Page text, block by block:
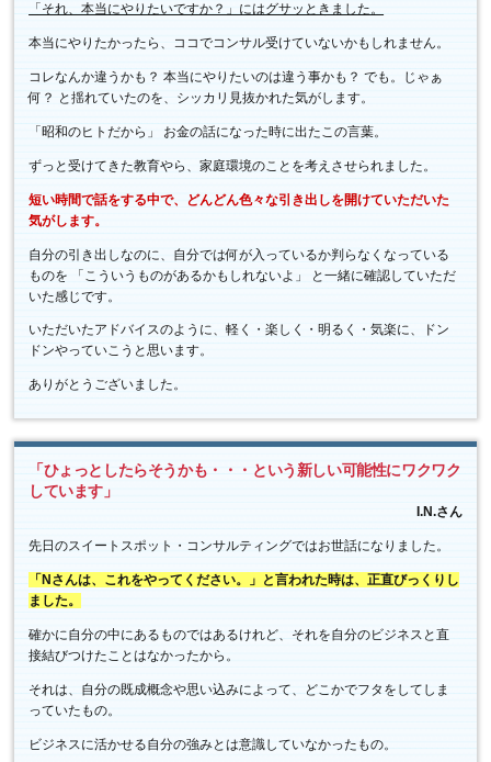
「それ、本当にやりたいですか？」にはグサッときました。
本当にやりたかったら、ココでコンサル受けていないかもしれません。
コレなんか違うかも？ 本当にやりたいのは違う事かも？ でも。じゃぁ
何？ と揺れていたのを、シッカリ見抜かれた気がします。
「昭和のヒトだから」 お金の話になった時に出たこの言葉。
ずっと受けてきた教育やら、家庭環境のことを考えさせられました。
短い時間で話をする中で、どんどん色々な引き出しを開けていただいた
気がします。
自分の引き出しなのに、自分では何が入っているか判らなくなっている
ものを 「こういうものがあるかもしれないよ」 と一緒に確認していただ
いた感じです。
いただいたアドバイスのように、軽く・楽しく・明るく・気楽に、ドン
ドンやっていこうと思います。
ありがとうございました。
「ひょっとしたらそうかも・・・という新しい可能性にワクワク
しています」
I.N.さん
先日のスイートスポット・コンサルティングではお世話になりました。
「Nさんは、これをやってください。」と言われた時は、正直びっくりし
ました。
確かに自分の中にあるものではあるけれど、それを自分のビジネスと直
接結びつけたことはなかったから。
それは、自分の既成概念や思い込みによって、どこかでフタをしてしま
っていたもの。
ビジネスに活かせる自分の強みとは意識していなかったもの。